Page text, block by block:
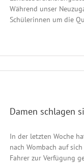
Während unser
Schülerinnen um die
Damen schlagen
In der letzten Woche
nach Wombach auf
Fahrer zur Verfügung